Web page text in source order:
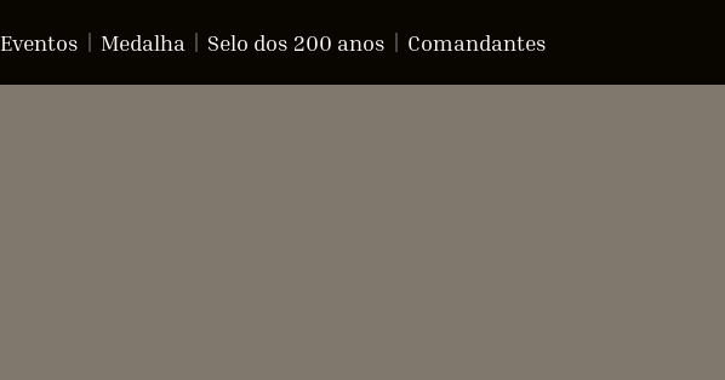
Eventos Medalha Selo dos 200 anos Comandantes